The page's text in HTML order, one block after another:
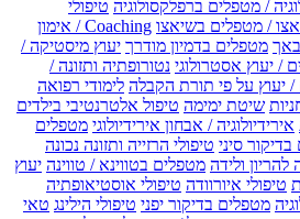
/ מטפלים ברפלקסולוגיה טיפולי
/ מטפלים בשיאצו
Coaching / אימון
מטפלים בדמיון מודרך יעוץ מיסטיקה /
/ יעוץ אסטרולוגי נטורופתיה ותזונה /
/ יעוץ על פי תורת הקבלה לימודי רפואה
שיטת ימימה טיפול אלטרנטיבי בילדים
אירידיולוגיה / אבחון אירידיולוגי מטפלים
סיני טיפולי הרזייה ותזונה נכונה
ולידה מטפלים בטווינא / טווינה יעוץ
טיפולי איורוודה טיפולי אוסטיאופתיה
מטפלים בדיקור יפני טיפולי הילינג טאי